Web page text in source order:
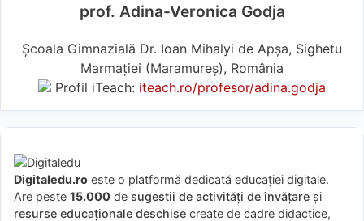
prof. Adina-Veronica Godja
Școala Gimnazială Dr. Ioan Mihalyi de Apșa, Sighetu
Marmației (Maramureş), România
Profil iTeach: iteach.ro/profesor/adina.godja
Digitaledu.ro este o platformă dedicată educației digitale.
Are peste 15.000 de sugestii de activități de învățare și
resurse educaționale deschise create de cadre didactice,